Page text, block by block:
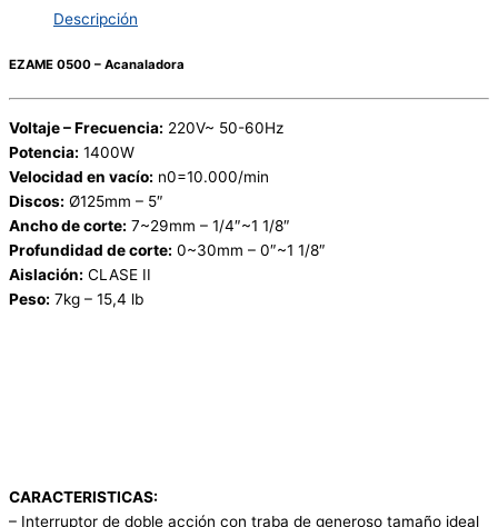
Descripción
EZAME 0500 – Acanaladora
Voltaje – Frecuencia: 220V~ 50-60Hz
Potencia: 1400W
Velocidad en vacío: n0=10.000/min
Discos: Ø125mm – 5″
Ancho de corte: 7~29mm – 1/4″~1 1/8″
Profundidad de corte: 0~30mm – 0″~1 1/8″
Aislación: CLASE II
Peso: 7kg – 15,4 lb
CARACTERISTICAS:
– Interruptor de doble acción con traba de generoso tamaño ideal